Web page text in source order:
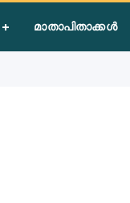
മാതാപിതാക്കൾ